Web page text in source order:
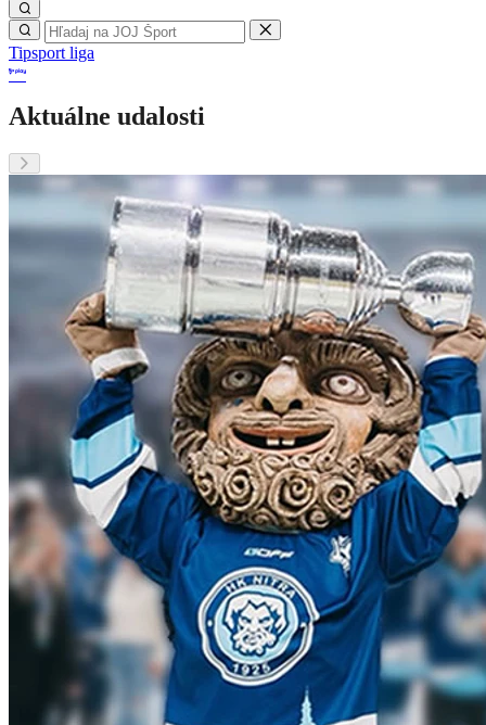
Tipsport liga
Aktuálne udalosti